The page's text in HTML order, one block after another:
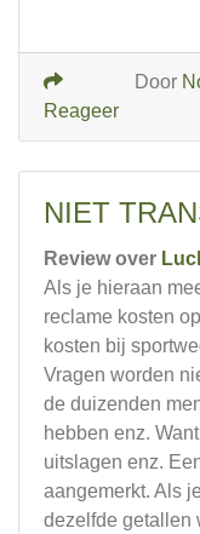
Door
Reageer
NIET
Review over
Als je hieraan
reclame kosten
kosten bij
Vragen worden
de duizenden
hebben enz.
uitslagen enz.
aangemerkt. Als
dezelfde getallen